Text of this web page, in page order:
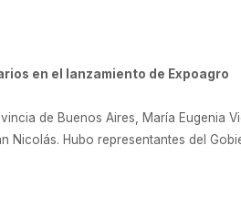
en el lanzamiento de Expoagro
de Buenos Aires, María Eugenia
Nicolás. Hubo representantes del